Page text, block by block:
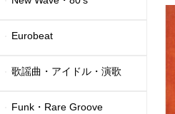
Eurobeat
歌謡曲・アイドル・演歌
Funk・Rare Groove